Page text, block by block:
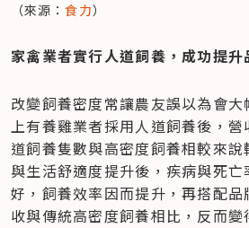
（來源：食力）
家禽業者實行人道飼養，成功提升
改變飼養密度常讓農友誤以為會
上有養雞業者採用人道飼養後，營
道飼養隻數與高密度飼養相較來
與生活舒適度提升後，疾病與死
好，飼養效率因而提升，再搭配
收與傳統高密度飼養相比，反而變